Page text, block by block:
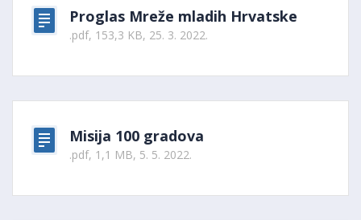
Proglas Mreže mladih Hrvatske
.pdf, 153,3 KB, 25. 3. 2022.
Misija 100 gradova
.pdf, 1,1 MB, 5. 5. 2022.